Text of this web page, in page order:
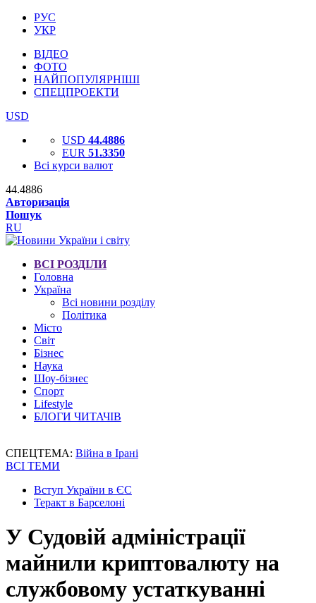
РУС
УКР
ВІДЕО
ФОТО
НАЙПОПУЛЯРНІШІ
СПЕЦПРОЕКТИ
USD
USD 44.4886
EUR 51.3350
Всі курси валют
44.4886
Авторизація
Пошук
RU
ВСІ РОЗДІЛИ
Головна
Україна
Всі новини розділу
Політика
Місто
Світ
Бізнес
Наука
Шоу-бізнес
Спорт
Lifestyle
БЛОГИ ЧИТАЧІВ
СПЕЦТЕМА: Війна в Ірані
ВСІ ТЕМИ
Вступ України в ЄС
Теракт в Барселоні
У Судовій адміністрації
майнили криптовалюту на
службовому устаткуванні